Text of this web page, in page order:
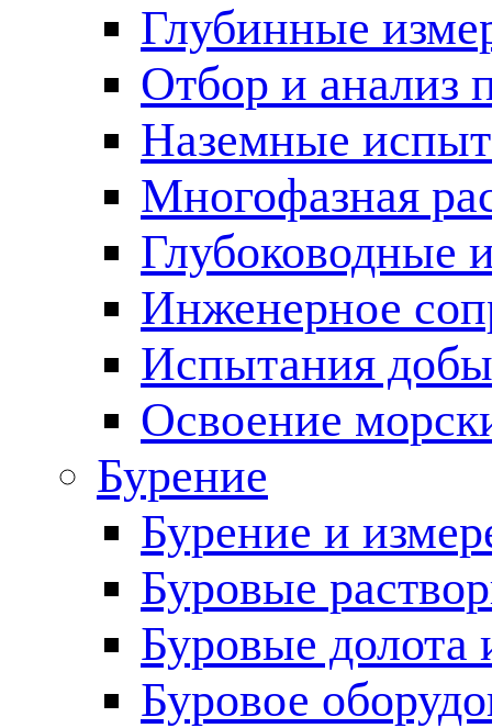
Глубинные
Отбор и анализ
Наземные
Многофазная
Глубоководные
Инженерное
Испытания
Освоение
Бурение
Бурение и
Буровые
Буровые долота
Буровое